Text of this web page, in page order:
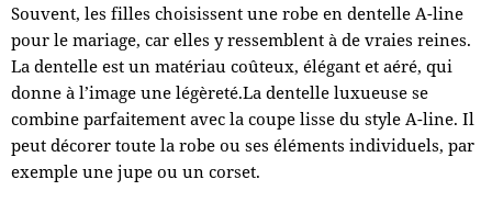
Souvent, les filles choisissent une robe en dentelle A-line
pour le mariage, car elles y ressemblent à de vraies reines.
La dentelle est un matériau coûteux, élégant et aéré, qui
donne à l’image une légèreté.La dentelle luxueuse se
combine parfaitement avec la coupe lisse du style A-line. Il
peut décorer toute la robe ou ses éléments individuels, par
exemple une jupe ou un corset.